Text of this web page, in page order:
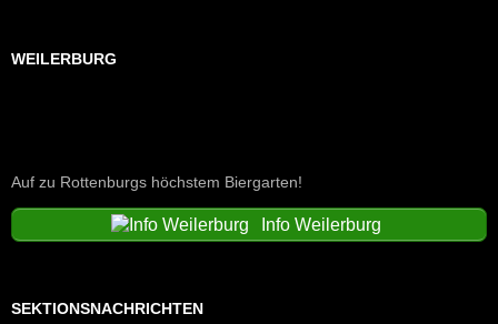
WEILERBURG
Auf zu Rottenburgs höchstem Biergarten!
Info Weilerburg
SEKTIONSNACHRICHTEN